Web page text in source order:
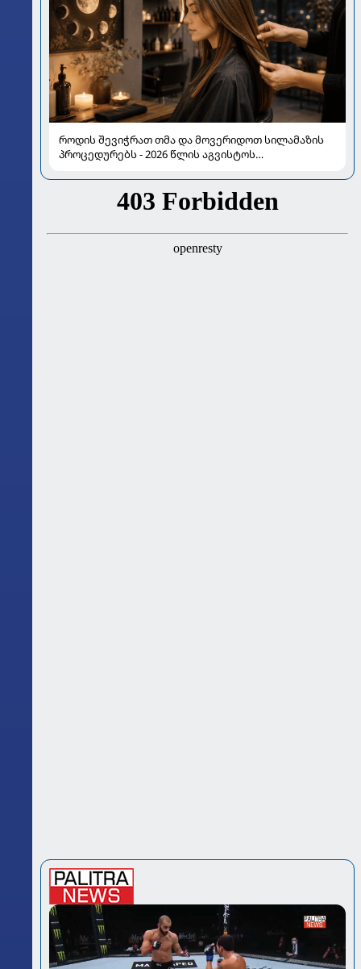
როდის შევიჭრათ თმა და მოვერიდოთ სილამაზის
პროცედურებს - 2026 წლის აგვისტოს